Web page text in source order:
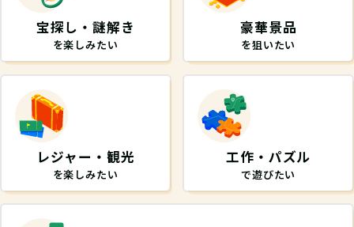
宝探し・謎解き
を楽しみたい
豪華景品
を狙いたい
レジャー・観光
を楽しみたい
工作・パズル
で遊びたい